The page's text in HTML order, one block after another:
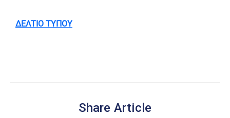
ΔΕΛΤΙΟ ΤΥΠΟΥ
Share Article